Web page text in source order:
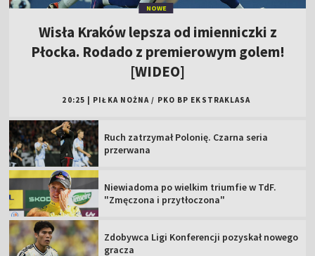
NOWE
Wisła Kraków lepsza od imienniczki z
Płocka. Rodado z premierowym golem!
[WIDEO]
20:25 PIŁKA NOŻNA / PKO BP EKSTRAKLASA
Ruch zatrzymał Polonię. Czarna seria
przerwana
Niewiadoma po wielkim triumfie w TdF.
"Zmęczona i przytłoczona"
Zdobywca Ligi Konferencji pozyskał nowego
gracza